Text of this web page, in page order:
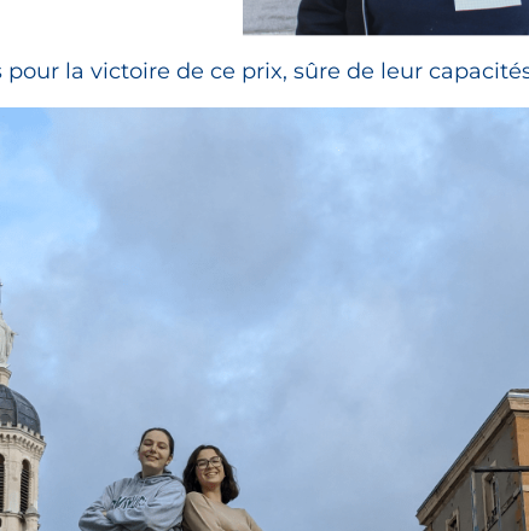
pour la victoire de ce prix, sûre de leur